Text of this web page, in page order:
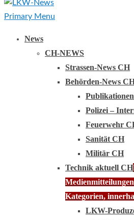
Primary Menu
News
CH-NEWS
Strassen-News CH
Behörden-News
Polizei –
Feuerwehr
Sanität CH
Militär CH
Technik aktuell CH
Kategorien,
LKW-